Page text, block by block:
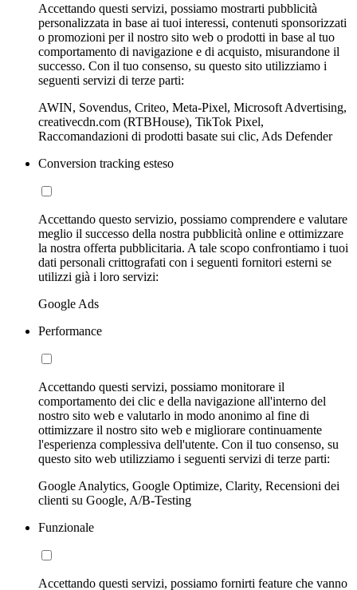
Accettando questi servizi, possiamo mostrarti pubblicità
personalizzata in base ai tuoi interessi, contenuti sponsorizzati
o promozioni per il nostro sito web o prodotti in base al tuo
comportamento di navigazione e di acquisto, misurandone il
successo. Con il tuo consenso, su questo sito utilizziamo i
seguenti servizi di terze parti:
AWIN, Sovendus, Criteo, Meta-Pixel, Microsoft Advertising,
creativecdn.com (RTBHouse), TikTok Pixel,
Raccomandazioni di prodotti basate sui clic, Ads Defender
Conversion tracking esteso
Accettando questo servizio, possiamo comprendere e valutare
meglio il successo della nostra pubblicità online e ottimizzare
la nostra offerta pubblicitaria. A tale scopo confrontiamo i tuoi
dati personali crittografati con i seguenti fornitori esterni se
utilizzi già i loro servizi:
Google Ads
Performance
Accettando questi servizi, possiamo monitorare il
comportamento dei clic e della navigazione all'interno del
nostro sito web e valutarlo in modo anonimo al fine di
ottimizzare il nostro sito web e migliorare continuamente
l'esperienza complessiva dell'utente. Con il tuo consenso, su
questo sito web utilizziamo i seguenti servizi di terze parti:
Google Analytics, Google Optimize, Clarity, Recensioni dei
clienti su Google, A/B-Testing
Funzionale
Accettando questi servizi, possiamo fornirti feature che vanno